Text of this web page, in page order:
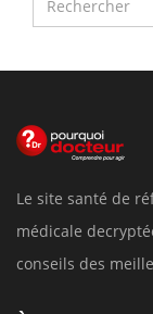
Le site santé de
médicale
conseils des